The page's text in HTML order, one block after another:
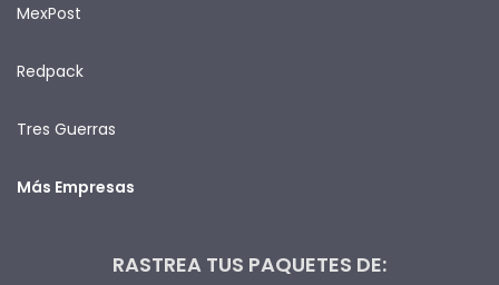
MexPost
Redpack
Tres Guerras
Más Empresas
RASTREA TUS PAQUETES DE: